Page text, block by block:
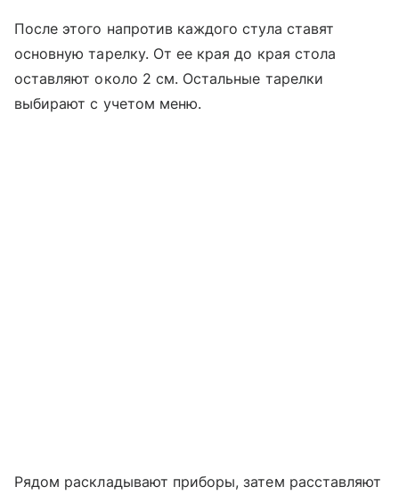
После этого напротив каждого стула ставят
основную тарелку. От ее края до края стола
оставляют около 2 см. Остальные тарелки
выбирают с учетом меню.
Рядом раскладывают приборы, затем расставляют